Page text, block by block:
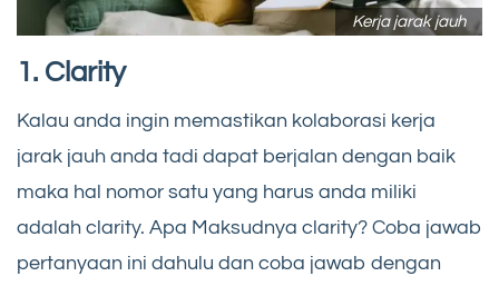
Kerja jarak jauh
1. Clarity
Kalau anda ingin memastikan kolaborasi kerja
jarak jauh anda tadi dapat berjalan dengan baik
maka hal nomor satu yang harus anda miliki
adalah clarity. Apa Maksudnya clarity? Coba jawab
pertanyaan ini dahulu dan coba jawab dengan